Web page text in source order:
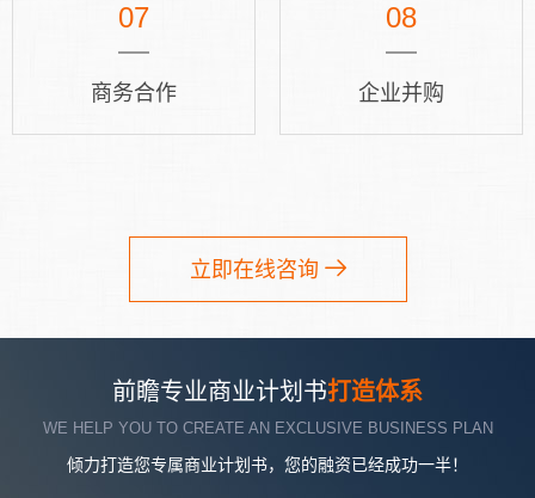
07
商务合作
08
企业并购
立即在线咨询
前瞻专业商业计划书打造体系
WE HELP YOU TO CREATE AN EXCLUSIVE BUSINESS PLAN
倾力打造您专属商业计划书，您的融资已经成功一半！